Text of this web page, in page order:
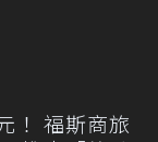
！ 福斯商旅